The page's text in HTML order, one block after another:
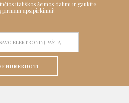
itališkos šeimos dalimi ir gaukite
pirmam apsipirkimui!